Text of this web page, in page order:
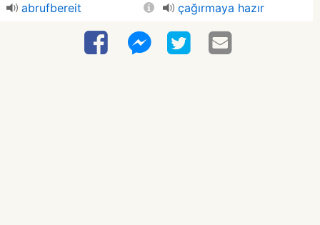
abrufbereit
çağırmaya hazır